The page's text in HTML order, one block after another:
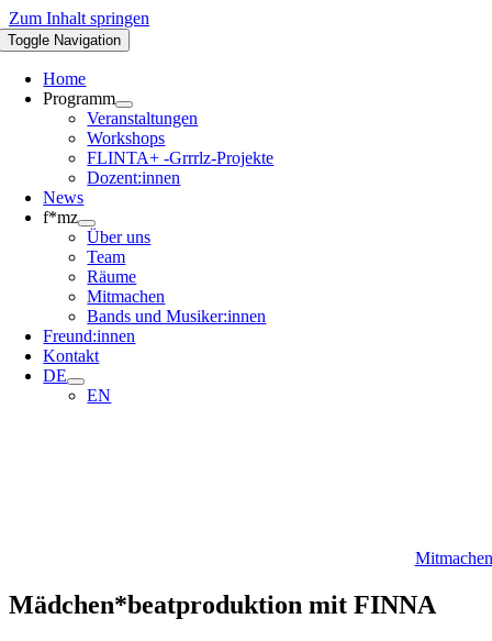
Zum Inhalt springen
Toggle Navigation
Home
Programm
Veranstaltungen
Workshops
FLINTA+ -Grrrlz-Projekte
Dozent:innen
News
f*mz
Über uns
Team
Räume
Mitmachen
Bands und Musiker:innen
Freund:innen
Kontakt
DE
EN
Mitmachen
Mädchen*beatproduktion mit FINNA